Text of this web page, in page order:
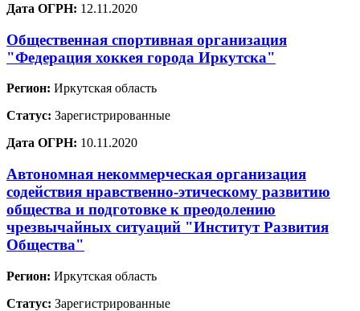
Дата ОГРН: 12.11.2020
Общественная спортивная организация
"Федерация хоккея города Иркутска"
Регион: Иркутская область
Статус: Зарегистрированные
Дата ОГРН: 10.11.2020
Автономная некоммерческая организация
содействия нравственно-этическому развитию
общества и подготовке к преодолению
чрезвычайных ситуаций "Институт Развития
Общества"
Регион: Иркутская область
Статус: Зарегистрированные